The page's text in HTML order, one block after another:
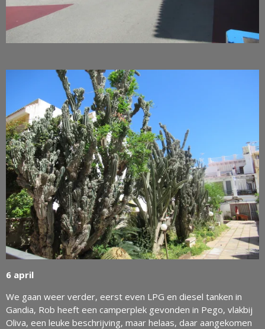
6 april
We gaan weer verder, eerst even LPG en diesel tanken in
Gandia, Rob heeft een camperplek gevonden in Pego, vlakbij
Oliva, een leuke beschrijving, maar helaas, daar aangekomen